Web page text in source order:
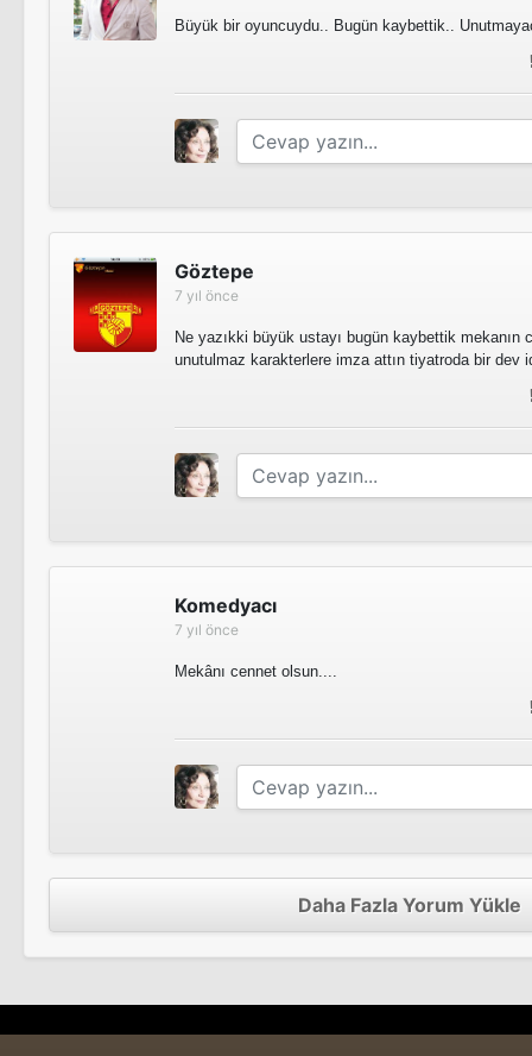
Büyük bir oyuncuydu.. Bugün kaybettik..
Göztepe
7 yıl önce
Ne yazıkki büyük ustayı bugün kaybettik mekanın
unutulmaz karakterlere imza attın tiyatroda bir dev
Komedyacı
7 yıl önce
Mekânı cennet olsun....
Daha Fazla Yorum Yükle